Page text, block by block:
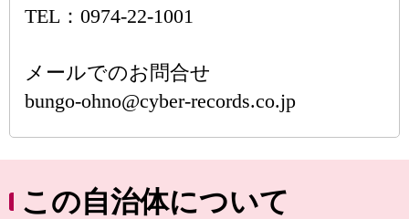
TEL：0974-22-1001
メールでのお問合せ
bungo-ohno@cyber-records.co.jp
この自治体について